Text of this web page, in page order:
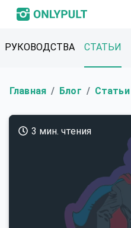
РУКОВОДСТВА СТАТЬИ
Главная Блог Статьи
3 мин. чтения